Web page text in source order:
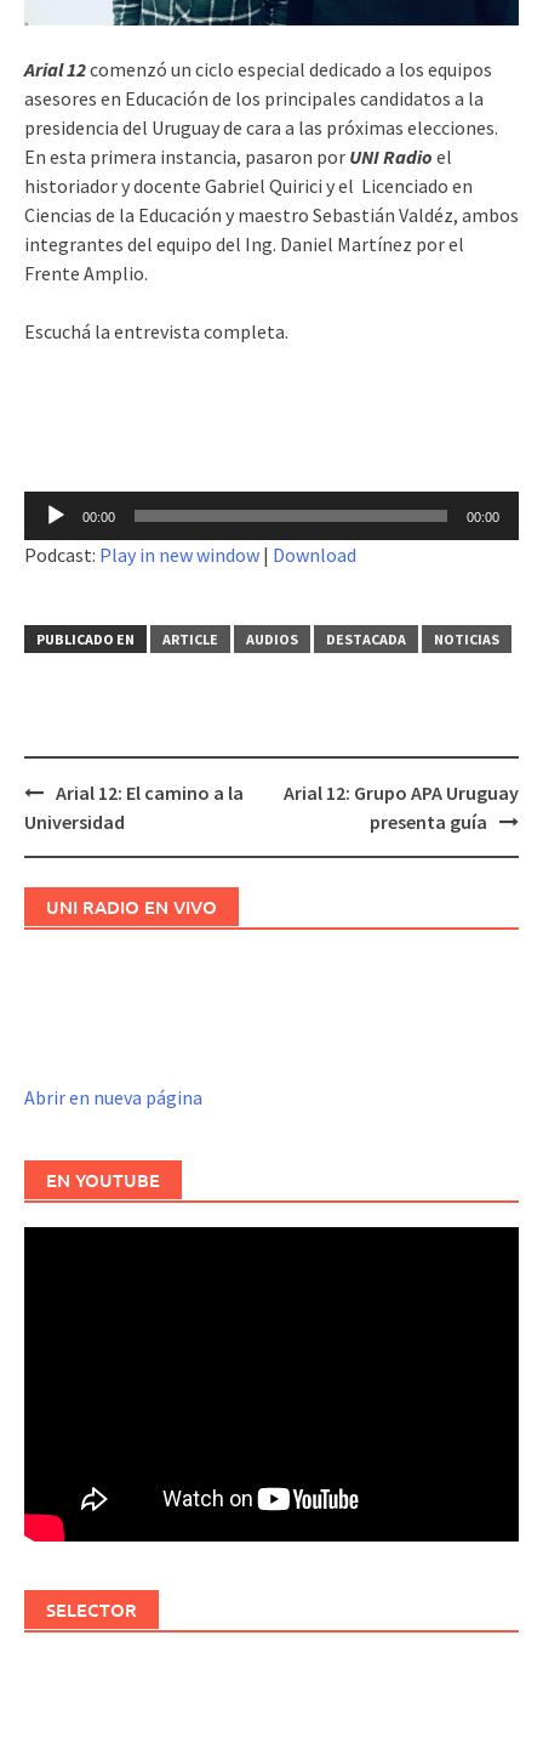
Arial 12comenzó un ciclo especial dedicado a los equipos
asesores en Educación de los principales candidatos a la
presidencia del Uruguay de cara a las próximas elecciones.
En esta primera instancia, pasaron por UNI Radio el
historiador y docente Gabriel Quirici y el Licenciado en
Ciencias de la Educación y maestro Sebastián Valdéz, ambos
integrantes del equipo del Ing. Daniel Martínez por el
Frente Amplio.
Escuchá la entrevista completa.
Reproductor
audio
00:00 00:00
Podcast: Play in new window | Download
PUBLICADO EN ARTICLE AUDIOS DESTACADA NOTICIAS
Navegación
Arial 12: El camino a la
Universidad
Arial 12: Grupo APA Uruguay
presenta guía
UNI RADIO EN VIVO
Abrir en nueva página
EN YOUTUBE
SELECTOR